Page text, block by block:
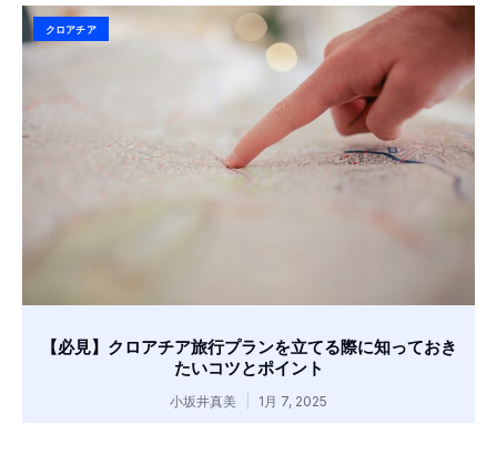
クロアチア
【必見】クロアチア旅行プランを立てる際に知っておき
たいコツとポイント
小坂井真美 1月 7, 2025